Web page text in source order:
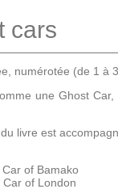
cars
numérotée (de 1 à
une Ghost
livre est
of Bamako
of London